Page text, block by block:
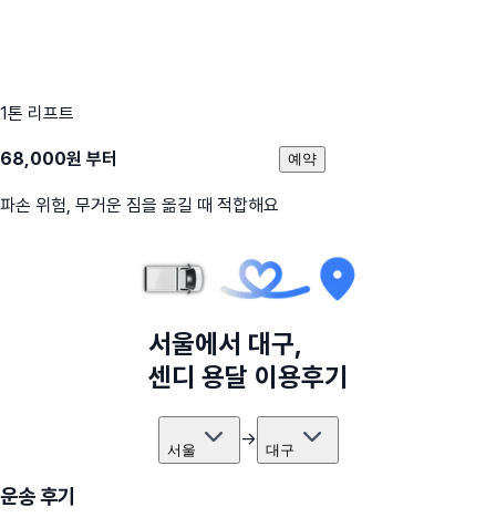
1톤 리프트
68,000원 부터
파손 위험, 무거운 짐을 옮길 때 적합해요
예약
서울에서 대구,
센디 용달 이용후기
서울 → 대구
운송 후기